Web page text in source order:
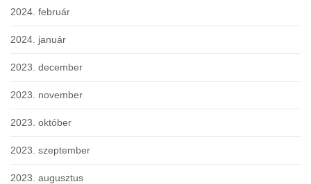
2024. február
2024. január
2023. december
2023. november
2023. október
2023. szeptember
2023. augusztus